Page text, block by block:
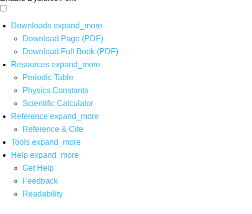
Downloads expand_more
Download Page (PDF)
Download Full Book (PDF)
Resources expand_more
Periodic Table
Physics Constants
Scientific Calculator
Reference expand_more
Reference & Cite
Tools expand_more
Help expand_more
Get Help
Feedback
Readability